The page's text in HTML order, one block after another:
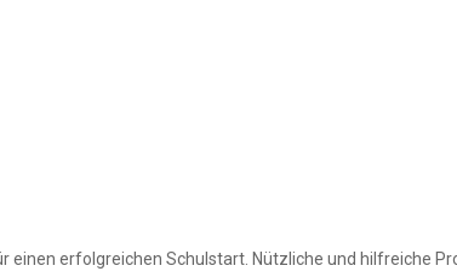
einen erfolgreichen Schulstart. Nützliche und hilfreiche